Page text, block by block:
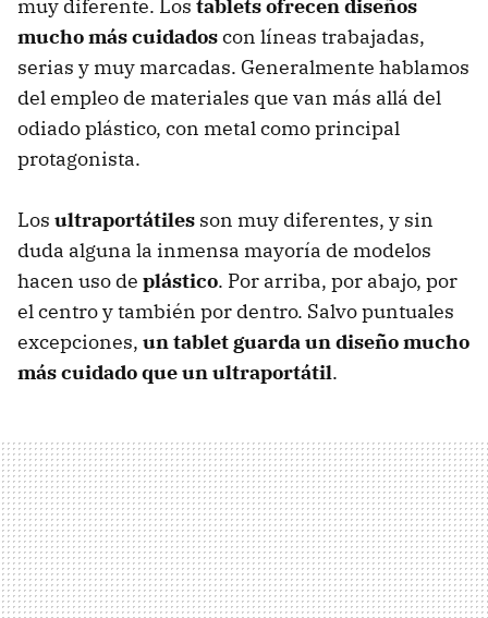
muy diferente. Los tablets ofrecen diseños
mucho más cuidadoscon líneas trabajadas,
serias y muy marcadas. Generalmente hablamos
del empleo de materiales que van más allá del
odiado plástico, con metal como principal
protagonista.
Los ultraportátiles son muy diferentes, y sin
duda alguna la inmensa mayoría de modelos
hacen uso de plástico. Por arriba, por abajo, por
el centro y también por dentro. Salvo puntuales
excepciones, un tablet guarda un diseño mucho
más cuidado que un ultraportátil.